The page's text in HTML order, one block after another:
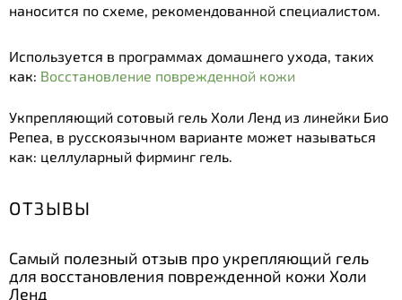
наносится по схеме, рекомендованной специалистом.
Используется в программах домашнего ухода, таких
как: Восстановление поврежденной кожи
Укпрепляющий сотовый гель Холи Ленд из линейки Био
Репеа, в русскоязычном варианте может называться
как: целлуларный фирминг гель.
ОТЗЫВЫ
Самый полезный отзыв про укрепляющий гель
для восстановления поврежденной кожи Холи
Ленд